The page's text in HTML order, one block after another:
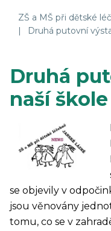
ZŠ a MŠ při dětské
|
Druhá putovní
Druhá
naší
se objevily v
jsou věnovány
tomu, co se v